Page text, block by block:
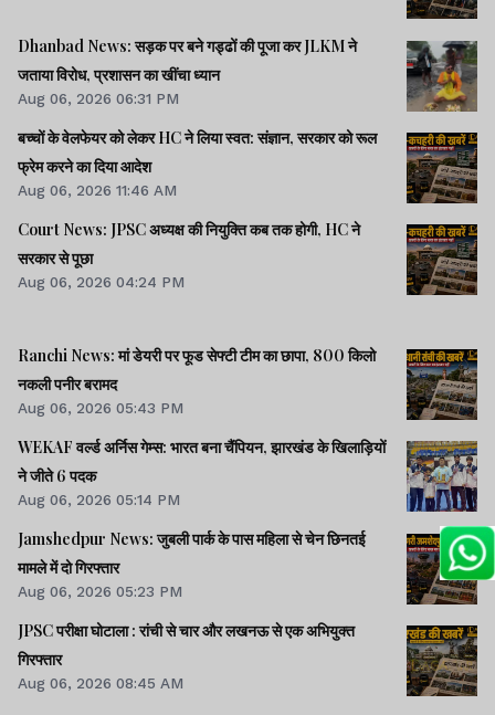
Dhanbad News: सड़क पर बने गड्ढों की पूजा कर JLKM ने
जताया विरोध, प्रशासन का खींचा ध्यान
Aug 06, 2026 06:31 PM
बच्चों के वेलफेयर को लेकर HC ने लिया स्वत: संज्ञान, सरकार को रूल
फ्रेम करने का दिया आदेश
Aug 06, 2026 11:46 AM
Court News: JPSC अध्यक्ष की नियुक्ति कब तक होगी, HC ने
सरकार से पूछा
Aug 06, 2026 04:24 PM
Ranchi News: मां डेयरी पर फूड सेफ्टी टीम का छापा, 800 किलो
नकली पनीर बरामद
Aug 06, 2026 05:43 PM
WEKAF वर्ल्ड अर्निस गेम्स: भारत बना चैंपियन, झारखंड के खिलाड़ियों
ने जीते 6 पदक
Aug 06, 2026 05:14 PM
Jamshedpur News: जुबली पार्क के पास महिला से चेन छिनतई
मामले में दो गिरफ्तार
Aug 06, 2026 05:23 PM
JPSC परीक्षा घोटाला : रांची से चार और लखनऊ से एक अभियुक्त
गिरफ्तार
Aug 06, 2026 08:45 AM